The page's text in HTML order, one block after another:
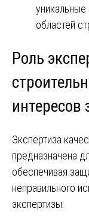
областей
Роль
интересов
Экспертиза
предназначена
обеспечивая
неправильного
экспертизы: